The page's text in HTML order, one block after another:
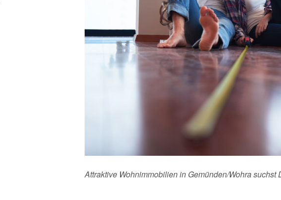
Attraktive Wohnimmobilien in Gemünden/Wohra suchst